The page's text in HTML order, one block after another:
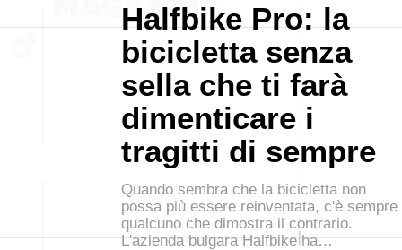
Halfbike Pro: la
bicicletta senza
sella che ti farà
dimenticare i
tragitti di sempre
Quando sembra che la bicicletta non
possa più essere reinventata, c'è sempre
qualcuno che dimostra il contrario.
L'azienda bulgara Halfbike ha…